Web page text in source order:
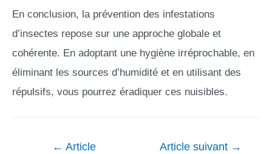
En conclusion, la prévention des infestations
d’insectes repose sur une approche globale et
cohérente. En adoptant une hygiène irréprochable, en
éliminant les sources d’humidité et en utilisant des
répulsifs, vous pourrez éradiquer ces nuisibles.
← Article
Article suivant →